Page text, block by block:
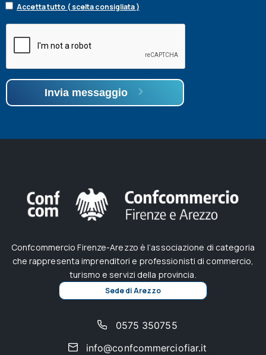
Accetta tutto ( scelta consigliata )
Invia messaggio
Confcommercio Firenze-Arezzo è l’associazione di categoria
che rappresenta imprenditori e professionisti di commercio,
turismo e servizi della provincia.
Sede di Arezzo
0575 350755
info@confcommerciofiar.it